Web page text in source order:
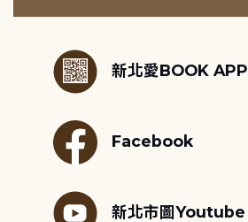
新北愛BOOK APP
Facebook
新北市圖Youtube